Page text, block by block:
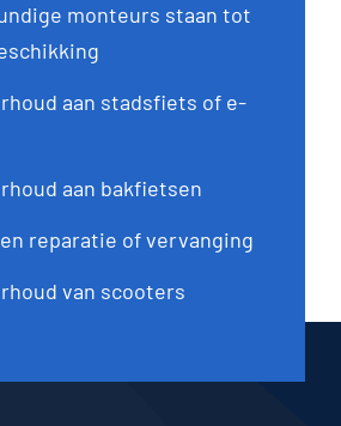
monteurs staan tot
aan stadsfiets of e-
aan bakfietsen
reparatie of vervanging
van scooters